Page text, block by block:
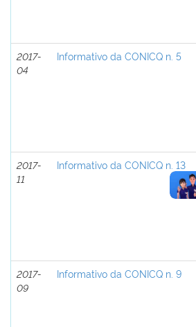
2017-
04
Informativo da CONICQ n. 5
2017-
11
Informativo da CONICQ n. 13
2017-
09
Informativo da CONICQ n. 9